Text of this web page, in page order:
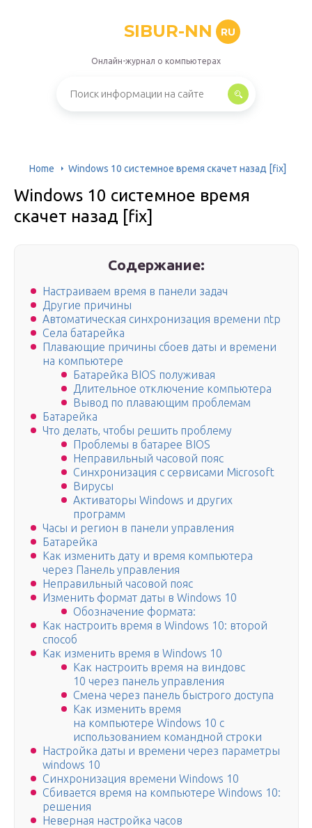
SIBUR-NN RU
Онлайн-журнал о компьютерах
Home Windows 10 системное время скачет назад [fix]
Windows 10 системное время
скачет назад [fix]
Содержание:
Настраиваем время в панели задач
Другие причины
Автоматическая синхронизация времени ntp
Села батарейка
Плавающие причины сбоев даты и времени
на компьютере
Батарейка BIOS полуживая
Длительное отключение компьютера
Вывод по плавающим проблемам
Батарейка
Что делать, чтобы решить проблему
Проблемы в батарее BIOS
Неправильный часовой пояс
Синхронизация с сервисами Microsoft
Вирусы
Активаторы Windows и других
программ
Часы и регион в панели управления
Батарейка
Как изменить дату и время компьютера
через Панель управления
Неправильный часовой пояс
Изменить формат даты в Windows 10
Обозначение формата:
Как настроить время в Windows 10: второй
способ
Как изменить время в Windows 10
Как настроить время на виндовс
10 через панель управления
Смена через панель быстрого доступа
Как изменить время
на компьютере Windows 10 с
использованием командной строки
Настройка даты и времени через параметры
windows 10
Синхронизация времени Windows 10
Сбивается время на компьютере Windows 10:
решения
Неверная настройка часов